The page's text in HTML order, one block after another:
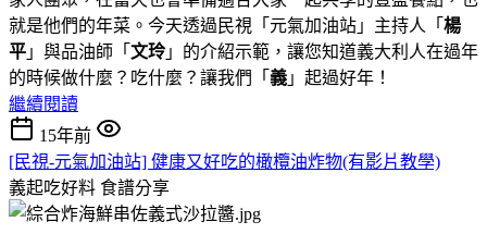
就是他們的年菜。今天透過民視「元氣加油站」主持人「 楊
平 」與品油師「 文玲」的介紹示範，讓您知道義大利人在過年
的時候做什麼？吃什麼？讓我們「 義 」起過好年！
繼續閱讀
15年前
[民視-元氣加油站] 健康又好吃的橄欖油炸物(有影片教學)
義起吃好料 食譜分享